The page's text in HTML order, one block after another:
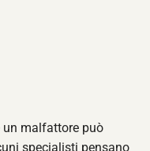
un malfattore può
specialisti pensano